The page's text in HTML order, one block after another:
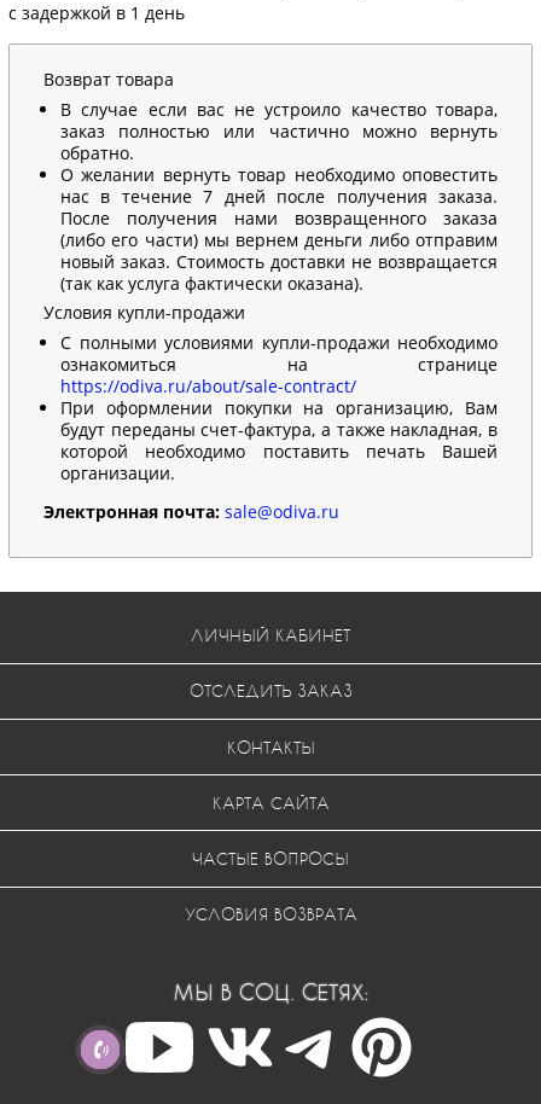
с задержкой в 1 день
Возврат товара
В случае если вас не устроило качество товара,
заказ полностью или частично можно вернуть
обратно.
О желании вернуть товар необходимо оповестить
нас в течение 7 дней после получения заказа.
После получения нами возвращенного заказа
(либо его части) мы вернем деньги либо отправим
новый заказ. Стоимость доставки не возвращается
(так как услуга фактически оказана).
Условия купли-продажи
С полными условиями купли-продажи необходимо
ознакомиться на странице
https://odiva.ru/about/sale-contract/
При оформлении покупки на организацию, Вам
будут переданы счет-фактура, а также накладная, в
которой необходимо поставить печать Вашей
организации.
Электронная почта: sale@odiva.ru
ЛИЧНЫЙ КАБИНЕТ
ОТСЛЕДИТЬ ЗАКАЗ
КОНТАКТЫ
КАРТА САЙТА
ЧАСТЫЕ ВОПРОСЫ
УСЛОВИЯ ВОЗВРАТА
МЫ В СОЦ. СЕТЯХ: